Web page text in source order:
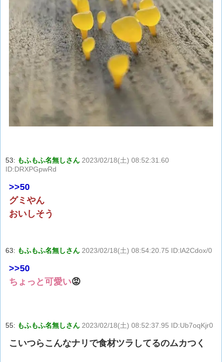
53: もふもふ名無しさん 2023/02/18(土) 08:52:31.60
ID:DRXPGpwRd
>>50
グミやん
おいしそう
63: もふもふ名無しさん 2023/02/18(土) 08:54:20.75 ID:lA2Cdox/0
>>50
ちょっと可愛い😡
55: もふもふ名無しさん 2023/02/18(土) 08:52:37.95 ID:Ub7oqKjr0
こいつらこんなナリで食材ツラしてるのムカつく